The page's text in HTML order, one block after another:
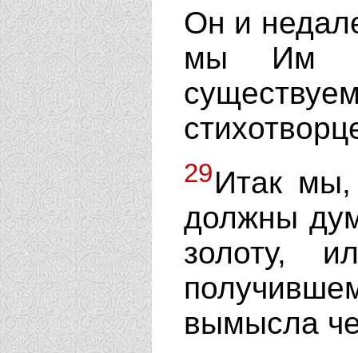
Он и
мы Им
29Итак
должны
золоту,
вымысла